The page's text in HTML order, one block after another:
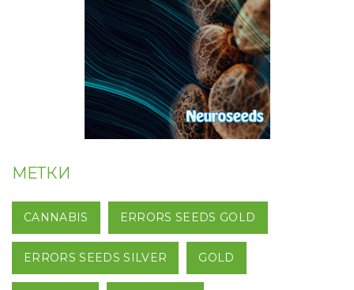
МЕТКИ
CANNABIS ERRORS SEEDS GOLD
ERRORS SEEDS SILVER GOLD